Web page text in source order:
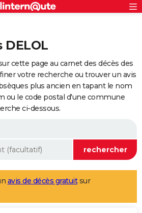
DELOL
cette page au carnet des décès des
votre recherche ou trouver un avis
plus ancien en tapant le nom
ou le code postal d'une commune
ci-dessous.
avis de décès gratuitsur